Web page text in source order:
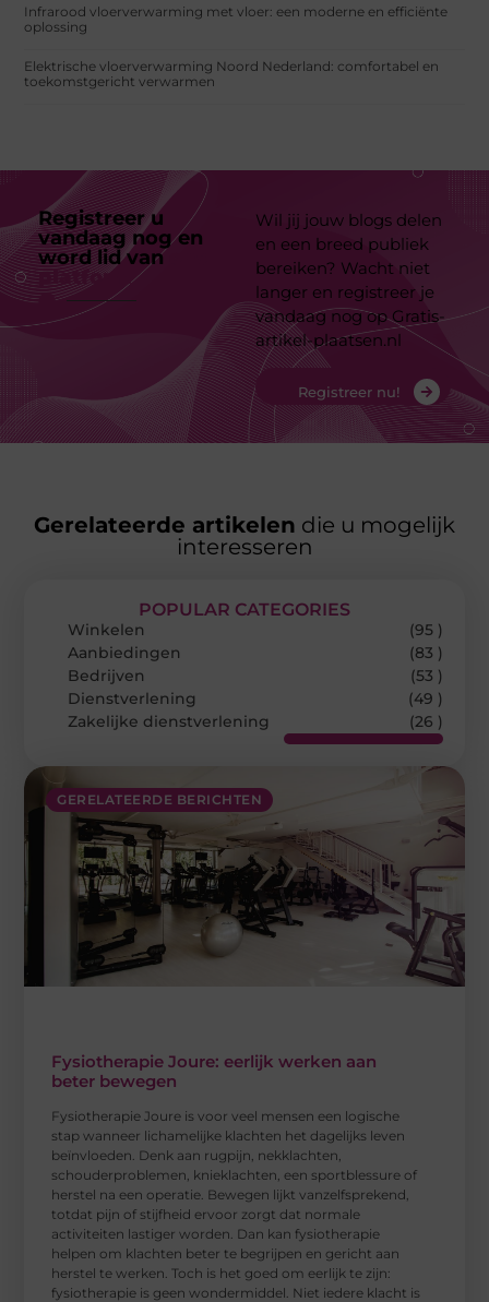
Infrarood vloerverwarming met vloer: een moderne en efficiënte
oplossing
Elektrische vloerverwarming Noord Nederland: comfortabel en
toekomstgericht verwarmen
Registreer u
vandaag nog en
word lid van
platform
Wil jij jouw blogs delen
en een breed publiek
bereiken? Wacht niet
langer en registreer je
vandaag nog op Gratis-
artikel-plaatsen.nl
Registreer nu!
Gerelateerde artikelen die u mogelijk
interesseren
GERELATEERDE BERICHTEN
Fysiotherapie Joure: eerlijk werken aan
beter bewegen
Fysiotherapie Joure is voor veel mensen een logische
stap wanneer lichamelijke klachten het dagelijks leven
beïnvloeden. Denk aan rugpijn, nekklachten,
schouderproblemen, knieklachten, een sportblessure of
herstel na een operatie. Bewegen lijkt vanzelfsprekend,
totdat pijn of stijfheid ervoor zorgt dat normale
activiteiten lastiger worden. Dan kan fysiotherapie
helpen om klachten beter te begrijpen en gericht aan
herstel te werken. Toch is het goed om eerlijk te zijn:
fysiotherapie is geen wondermiddel. Niet iedere klacht is
POPULAR CATEGORIES
Winkelen
(95 )
Aanbiedingen
(83 )
Bedrijven
(53 )
Dienstverlening
(49 )
Zakelijke dienstverlening
(26 )